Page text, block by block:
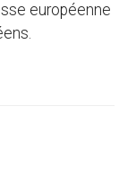
européenne